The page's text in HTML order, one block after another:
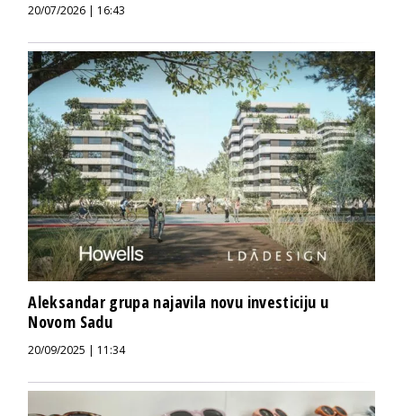
20/07/2026 | 16:43
Aleksandar grupa najavila novu investiciju u
Novom Sadu
20/09/2025 | 11:34